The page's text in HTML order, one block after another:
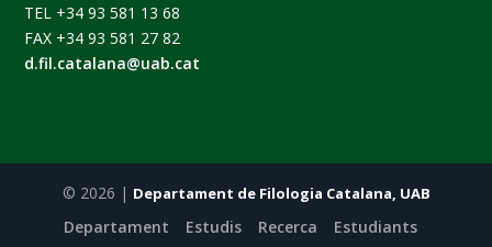
TEL +34 93 581 13 68
FAX +34 93 581 27 82
d.fil.catalana@uab.cat
© 2026 | Departament de Filologia Catalana, UAB
Departament Estudis Recerca
Estudiants